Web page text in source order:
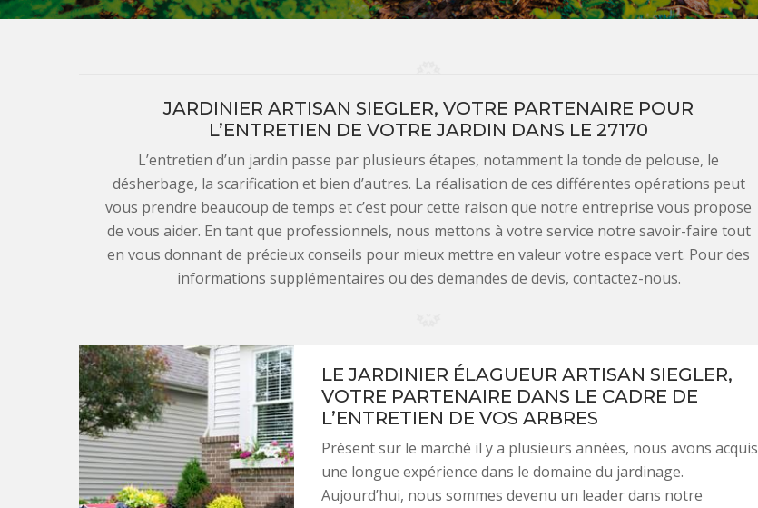
JARDINIER ARTISAN SIEGLER, VOTRE PARTENAIRE POUR
L’ENTRETIEN DE VOTRE JARDIN DANS LE 27170
L’entretien d’un jardin passe par plusieurs étapes, notamment la tonde de pelouse, le
désherbage, la scarification et bien d’autres. La réalisation de ces différentes opérations peut
vous prendre beaucoup de temps et c’est pour cette raison que notre entreprise vous propose
de vous aider. En tant que professionnels, nous mettons à votre service notre savoir-faire tout
en vous donnant de précieux conseils pour mieux mettre en valeur votre espace vert. Pour des
informations supplémentaires ou des demandes de devis, contactez-nous.
LE JARDINIER ÉLAGUEUR ARTISAN SIEGLER,
VOTRE PARTENAIRE DANS LE CADRE DE
L’ENTRETIEN DE VOS ARBRES
Présent sur le marché il y a plusieurs années, nous avons acquis
une longue expérience dans le domaine du jardinage.
Aujourd’hui, nous sommes devenu un leader dans notre